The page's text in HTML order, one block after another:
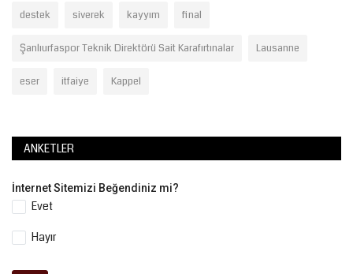
destek siverek kayyım final
Şanlıurfaspor Teknik Direktörü Sait Karafırtınalar Lausanne
eser itfaiye Kappel
ANKETLER
İnternet Sitemizi Beğendiniz mi?
Evet
Hayır